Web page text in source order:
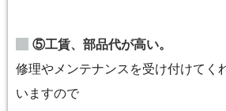
⑤工賃、部品代が高い。
修理やメンテナンスを受け付けてく
いますので